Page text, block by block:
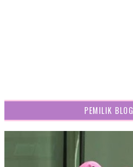
PEMILIK BLOG